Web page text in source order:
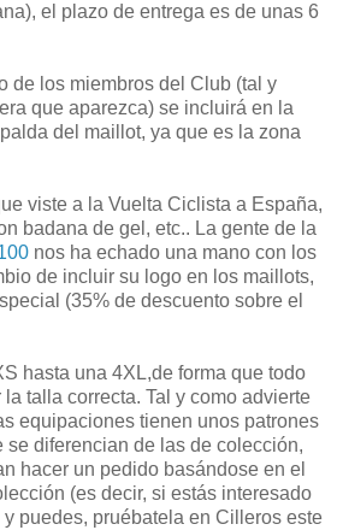
el plazo de entrega es de unas 6
de los miembros del Club (tal y
que aparezca) se incluirá en la
del maillot, ya que es la zona
viste a la Vuelta Ciclista a España,
badana de gel, etc.. La gente de la
nos ha echado una mano con los
de incluir su logo en los maillots,
(35% de descuento sobre el
hasta una 4XL,de forma que todo
talla correcta. Tal y como advierte
equipaciones tienen unos patrones
se diferencian de las de colección,
hacer un pedido basándose en el
(es decir, si estás interesado
puedes, pruébatela en Cilleros este